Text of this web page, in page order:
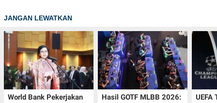
JANGAN LEWATKAN
World Bank Pekerjakan
Hasil GOTF MLBB 2026:
UEFA